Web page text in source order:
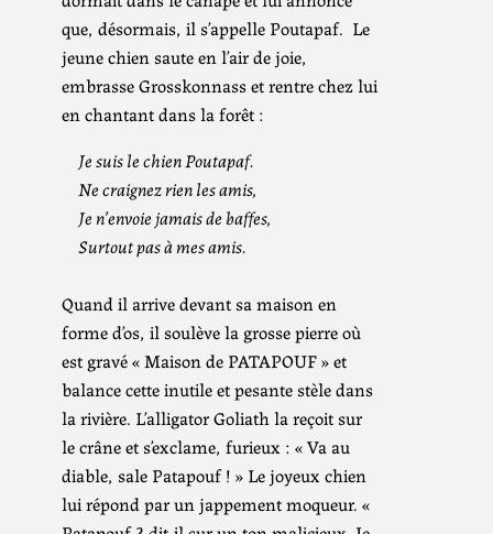
que, désormais, il s’appelle Poutapaf. Le
jeune chien saute en l’air de joie,
embrasse Grosskonnass et rentre chez lui
en chantant dans la forêt :
Je suis le chien Poutapaf.
Ne craignez rien les amis,
Je n’envoie jamais de baffes,
Surtout pas à mes amis.
Quand il arrive devant sa maison en
forme d’os, il soulève la grosse pierre où
est gravé « Maison de PATAPOUF » et
balance cette inutile et pesante stèle dans
la rivière. L’alligator Goliath la reçoit sur
le crâne et s’exclame, furieux : « Va au
diable, sale Patapouf ! » Le joyeux chien
lui répond par un jappement moqueur. «